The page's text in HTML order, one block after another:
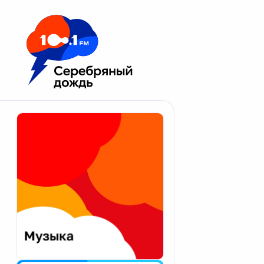
Москва 100.1 FM
Апатиты
Екатеринбург
Калининград
Калуга